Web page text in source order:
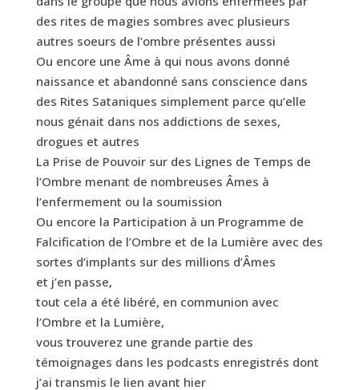
des rites de magies sombres avec plusieurs
autres soeurs de l’ombre présentes aussi
Ou encore une Âme à qui nous avons donné
naissance et abandonné sans conscience dans
des Rites Sataniques simplement parce qu’elle
nous génait dans nos addictions de sexes,
drogues et autres
La Prise de Pouvoir sur des Lignes de Temps de
l’Ombre menant de nombreuses Âmes à
l’enfermement ou la soumission
Ou encore la Participation à un Programme de
Falcification de l’Ombre et de la Lumière avec des
sortes d’implants sur des millions d’Âmes
et j’en passe,
tout cela a été libéré, en communion avec
l’Ombre et la Lumière,
vous trouverez une grande partie des
témoignages dans les podcasts enregistrés dont
j’ai transmis le lien avant hier